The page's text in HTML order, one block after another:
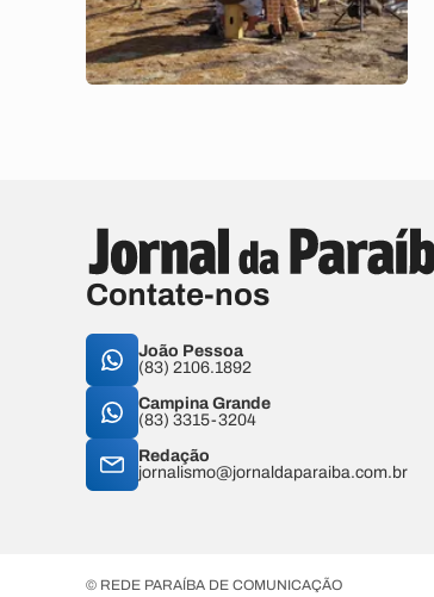
Contate-nos
João Pessoa
(83) 2106.1892
Campina Grande
(83) 3315-3204
Redação
jornalismo@jornaldaparaiba.com.br
© REDE PARAÍBA DE COMUNICAÇÃO